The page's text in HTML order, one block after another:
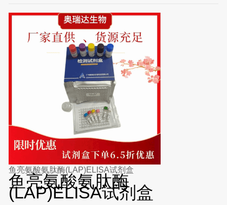
鱼亮氨酸氨肽酶(LAP)ELISA试剂盒
鱼亮氨酸氨肽酶
(LAP)ELISA试剂盒